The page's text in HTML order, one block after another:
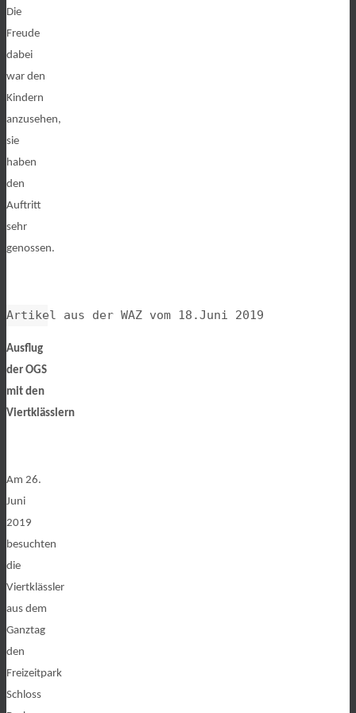
Die
Freude
dabei
war den
Kindern
anzusehen,
sie
haben
den
Auftritt
sehr
genossen.
Artikel aus der WAZ vom 18.Juni 2019
Ausflug
der OGS
mit den
Viertklässlern
Am 26.
Juni
2019
besuchten
die
Viertklässler
aus dem
Ganztag
den
Freizeitpark
Schloss